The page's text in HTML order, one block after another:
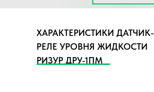
ХАРАКТЕРИСТИКИ ДАТЧИК-
РЕЛЕ УРОВНЯ ЖИДКОСТИ
РИЗУР ДРУ-1ПМ